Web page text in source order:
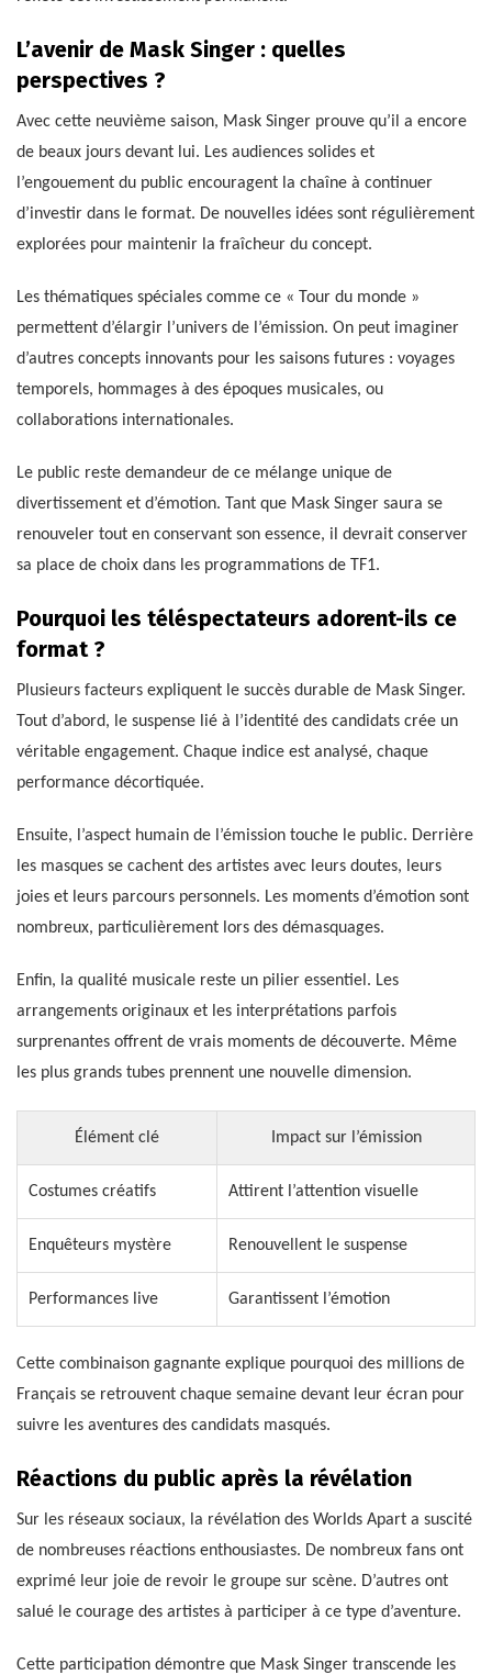
L’avenir de Mask Singer : quelles
perspectives ?
Avec cette neuvième saison, Mask Singer prouve qu’il a encore
de beaux jours devant lui. Les audiences solides et
l’engouement du public encouragent la chaîne à continuer
d’investir dans le format. De nouvelles idées sont régulièrement
explorées pour maintenir la fraîcheur du concept.
Les thématiques spéciales comme ce « Tour du monde »
permettent d’élargir l’univers de l’émission. On peut imaginer
d’autres concepts innovants pour les saisons futures : voyages
temporels, hommages à des époques musicales, ou
collaborations internationales.
Le public reste demandeur de ce mélange unique de
divertissement et d’émotion. Tant que Mask Singer saura se
renouveler tout en conservant son essence, il devrait conserver
sa place de choix dans les programmations de TF1.
Pourquoi les téléspectateurs adorent-ils ce
format ?
Plusieurs facteurs expliquent le succès durable de Mask Singer.
Tout d’abord, le suspense lié à l’identité des candidats crée un
véritable engagement. Chaque indice est analysé, chaque
performance décortiquée.
Ensuite, l’aspect humain de l’émission touche le public. Derrière
les masques se cachent des artistes avec leurs doutes, leurs
joies et leurs parcours personnels. Les moments d’émotion sont
nombreux, particulièrement lors des démasquages.
Enfin, la qualité musicale reste un pilier essentiel. Les
arrangements originaux et les interprétations parfois
surprenantes offrent de vrais moments de découverte. Même
les plus grands tubes prennent une nouvelle dimension.
Élément clé Impact sur l’émission
Costumes créatifs Attirent l’attention visuelle
Enquêteurs mystère Renouvellent le suspense
Performances live Garantissent l’émotion
Cette combinaison gagnante explique pourquoi des millions de
Français se retrouvent chaque semaine devant leur écran pour
suivre les aventures des candidats masqués.
Réactions du public après la révélation
Sur les réseaux sociaux, la révélation des Worlds Apart a suscité
de nombreuses réactions enthousiastes. De nombreux fans ont
exprimé leur joie de revoir le groupe sur scène. D’autres ont
salué le courage des artistes à participer à ce type d’aventure.
Cette participation démontre que Mask Singer transcende les